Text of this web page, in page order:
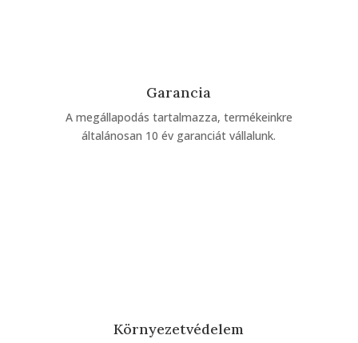
Garancia
A megállapodás tartalmazza, termékeinkre
általánosan 10 év garanciát vállalunk.
Környezetvédelem